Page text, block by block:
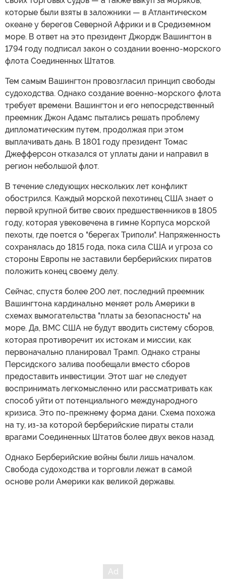
которые были взяты в заложники — в Атлантическом
океане у берегов Северной Африки и в Средиземном
море. В ответ на это президент Джордж Вашингтон в
1794 году подписал закон о создании военно-морского
флота Соединенных Штатов.
Тем самым Вашингтон провозгласил принцип свободы
судоходства. Однако создание военно-морского флота
требует времени. Вашингтон и его непосредственный
преемник Джон Адамс пытались решать проблему
дипломатическим путем, продолжая при этом
выплачивать дань. В 1801 году президент Томас
Джефферсон отказался от уплаты дани и направил в
регион небольшой флот.
В течение следующих нескольких лет конфликт
обострился. Каждый морской пехотинец США знает о
первой крупной битве своих предшественников в 1805
году, которая увековечена в гимне Корпуса морской
пехоты, где поется о "берегах Триполи". Напряженность
сохранялась до 1815 года, пока сила США и угроза со
стороны Европы не заставили берберийских пиратов
положить конец своему делу.
Сейчас, спустя более 200 лет, последний преемник
Вашингтона кардинально меняет роль Америки в
схемах вымогательства "платы за безопасность" на
море. Да, ВМС США не будут вводить систему сборов,
которая противоречит их истокам и миссии, как
первоначально планировал Трамп. Однако страны
Персидского залива пообещали вместо сборов
предоставить инвестиции. Этот шаг не следует
воспринимать легкомысленно или рассматривать как
способ уйти от потенциального международного
кризиса. Это по-прежнему форма дани. Схема похожа
на ту, из-за которой берберийские пираты стали
врагами Соединенных Штатов более двух веков назад.
Однако Берберийские войны были лишь началом.
Свобода судоходства и торговли лежат в самой
основе роли Америки как великой державы.